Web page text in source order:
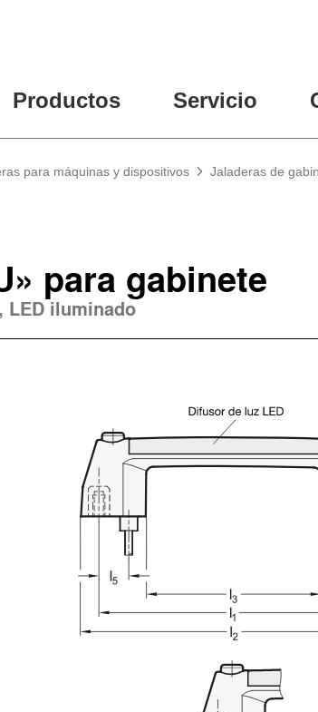
Productos Servicio
para máquinas y dispositivos
Jaladeras de
para gabinete
iluminado